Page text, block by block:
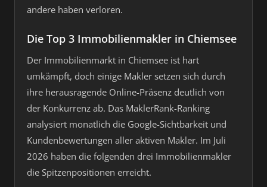
andere haben verloren.
Die Top 3 Immobilienmakler in Chiemsee
Der Immobilienmarkt in Chiemsee ist hart
umkämpft, doch einige Makler setzen sich durch
ihre herausragende Online-Präsenz deutlich von
der Konkurrenz ab. Das MaklerRank-Ranking
analysiert monatlich die Google-Sichtbarkeit und
Kundenbewertungen aller aktiven Makler. Im Juli
2026 haben die folgenden drei Immobilienmakler
die Spitzenpositionen erreicht.